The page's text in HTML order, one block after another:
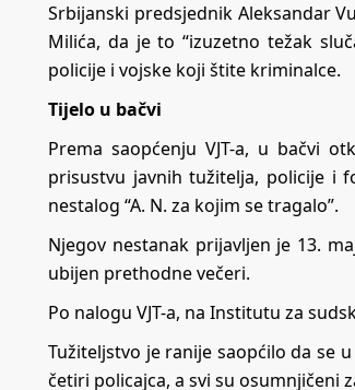
Srbijanski predsjednik Aleksandar
Milića, da je to “izuzetno težak
policije i vojske koji štite kriminalce.
Tijelo u bačvi
Prema saopćenju VJT-a, u bačvi
prisustvu javnih tužitelja, policije i
nestalog “A. N. za kojim se tragalo”.
Njegov nestanak prijavljen je 13.
ubijen prethodne večeri.
Po nalogu VJT-a, na Institutu za
Tužiteljstvo je ranije saopćilo da se
četiri policajca, a svi su osumnjičeni